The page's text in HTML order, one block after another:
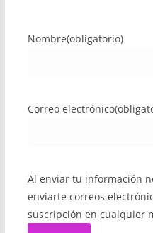
Nombre(obligatorio)
Correo electrónico
Al enviar tu información
enviarte correos
suscripción en cualquier